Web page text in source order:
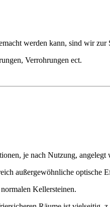
werden kann, sind wir zur
Verrohrungen ect.
je nach Nutzung, angelegt
außergewöhnliche optische
Kellersteinen.